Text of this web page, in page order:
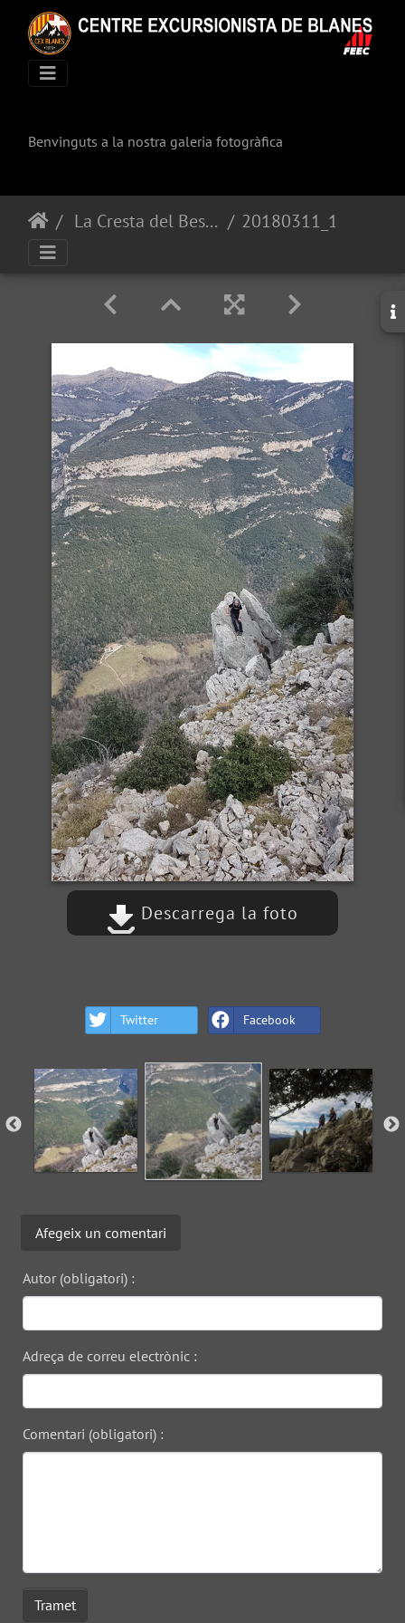
Benvinguts a la nostra galeria fotogràfica
La Cresta del Bestracà 20180311_121942
Descarrega la foto
Twitter Facebook
Afegeix un comentari
Autor (obligatori) :
Adreça de correu electrònic :
Comentari (obligatori) :
Tramet